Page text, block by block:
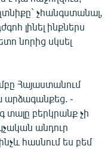
չհանգստանալ,
լինել ինքներս
նորից սկսել
Հայաստանում
արձագանքեց. -
տալը բերկրանք չի
անդուր
հասնում ես բեմ